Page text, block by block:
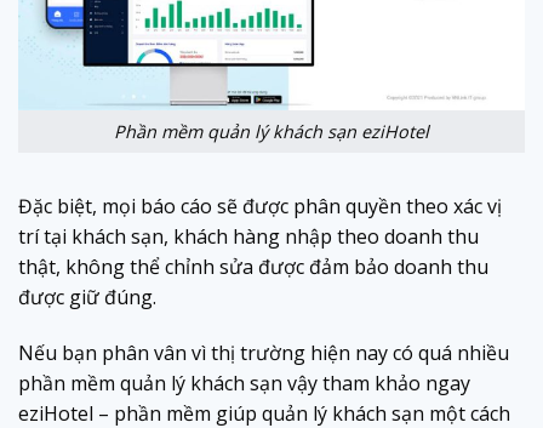
Phần mềm quản lý khách sạn eziHotel
Đặc biệt, mọi báo cáo sẽ được phân quyền theo xác vị
trí tại khách sạn, khách hàng nhập theo doanh thu
thật, không thể chỉnh sửa được đảm bảo doanh thu
được giữ đúng.
Nếu bạn phân vân vì thị trường hiện nay có quá nhiều
phần mềm quản lý khách sạn vậy tham khảo ngay
eziHotel – phần mềm giúp quản lý khách sạn một cách